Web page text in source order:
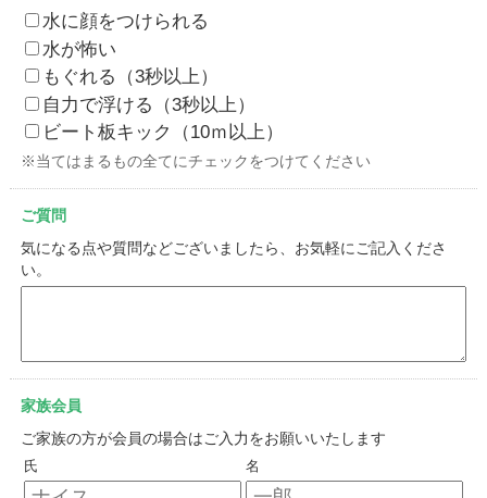
水に顔をつけられる
水が怖い
もぐれる（3秒以上）
自力で浮ける（3秒以上）
ビート板キック（10ｍ以上）
※当てはまるもの全てにチェックをつけてください
ご質問
気になる点や質問などございましたら、お気軽にご記入くださ
い。
家族会員
ご家族の方が会員の場合はご入力をお願いいたします
氏 名